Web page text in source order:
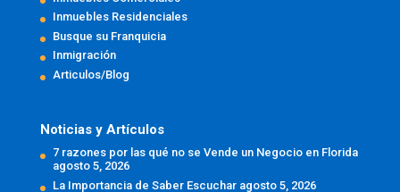
Inmuebles Residenciales
Busque su Franquicia
Inmigración
Articulos/Blog
Noticias y Artículos
7 razones por las qué no se Vende un Negocio en Florida
agosto 5, 2026
La Importancia de Saber Escuchar agosto 5, 2026